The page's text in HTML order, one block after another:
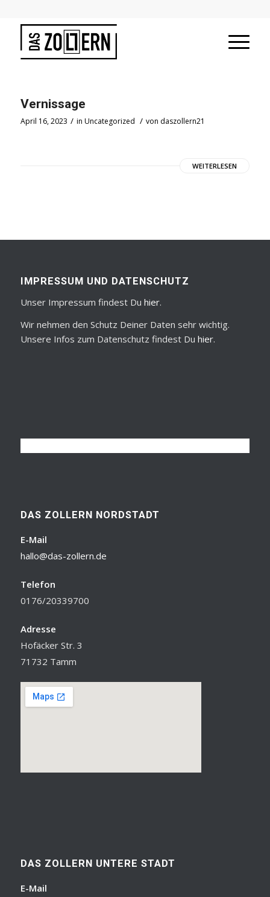
Vernissage
April 16, 2023 / in Uncategorized / von daszollern21
WEITERLESEN
IMPRESSUM UND DATENSCHUTZ
Unser Impressum findest Du hier.
Wir nehmen den Schutz Deiner Daten sehr wichtig.
Unsere Infos zum Datenschutz findest Du hier.
DAS ZOLLERN NORDSTADT
E-Mail
hallo@das-zollern.de
Telefon
0176/20339700
Adresse
Hofäcker Str. 3
71732 Tamm
DAS ZOLLERN UNTERE STADT
E-Mail